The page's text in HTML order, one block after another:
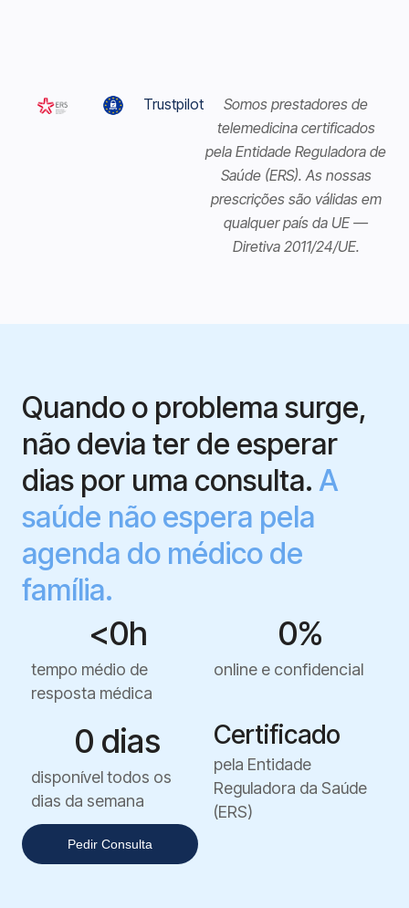
Trustpilot
Somos prestadores de
telemedicina certificados
pela Entidade Reguladora de
Saúde (ERS). As nossas
prescrições são válidas em
qualquer país da UE —
Diretiva 2011/24/UE.
Quando o problema surge,
não devia ter de esperar
dias por uma consulta.A
saúde não espera pela
agenda do médico de
família.
<0h
tempo médio de
resposta médica
0%
online e confidencial
0 dias
disponível todos os
dias da semana
Certificado
pela Entidade
Reguladora da Saúde
(ERS)
Pedir Consulta